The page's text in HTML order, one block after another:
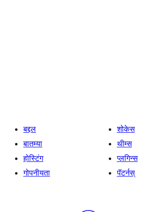
बद्दल
बातम्या
होस्टिंग
गोपनीयता
शोकेस
थीम्स
प्लगिन्स
पॅटर्नस्